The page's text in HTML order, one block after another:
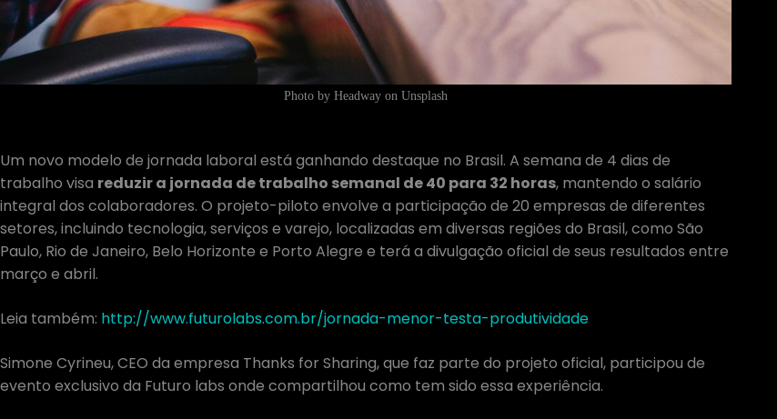
Photo by Headway on Unsplash
Um novo modelo de jornada laboral está ganhando destaque no Brasil. A semana de 4 dias de
trabalho visa reduzir a jornada de trabalho semanal de 40 para 32 horas, mantendo o salário
integral dos colaboradores. O projeto-piloto envolve a participação de 20 empresas de diferentes
setores, incluindo tecnologia, serviços e varejo, localizadas em diversas regiões do Brasil, como São
Paulo, Rio de Janeiro, Belo Horizonte e Porto Alegre e terá a divulgação oficial de seus resultados entre
março e abril.
Leia também: http://www.futurolabs.com.br/jornada-menor-testa-produtividade
Simone Cyrineu, CEO da empresa Thanks for Sharing, que faz parte do projeto oficial, participou de
evento exclusivo da Futuro labs onde compartilhou como tem sido essa experiência.